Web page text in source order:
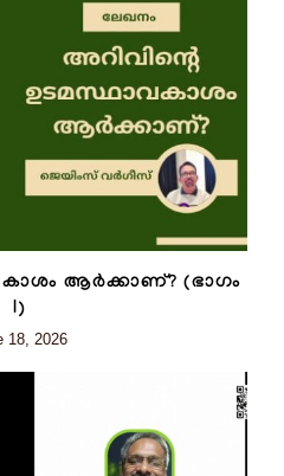
ആർക്കാണ്? (ഭാഗം
I)
18, 2026